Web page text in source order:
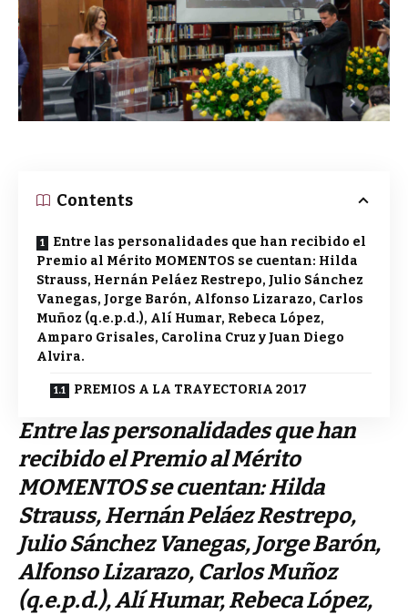
Contents
Entre las personalidades que han recibido el
Premio al Mérito MOMENTOS se cuentan: Hilda
Strauss, Hernán Peláez Restrepo, Julio Sánchez
Vanegas, Jorge Barón, Alfonso Lizarazo, Carlos
Muñoz (q.e.p.d.), Alí Humar, Rebeca López,
Amparo Grisales, Carolina Cruz y Juan Diego
Alvira.
PREMIOS A LA TRAYECTORIA 2017
Entre las personalidades que han
recibido el Premio al Mérito
MOMENTOS se cuentan: Hilda
Strauss, Hernán Peláez Restrepo,
Julio Sánchez Vanegas, Jorge Barón,
Alfonso Lizarazo, Carlos Muñoz
(q.e.p.d.), Alí Humar, Rebeca López,